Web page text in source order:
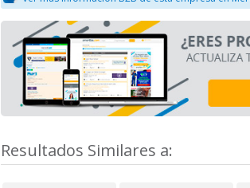
Resultados Similares a: